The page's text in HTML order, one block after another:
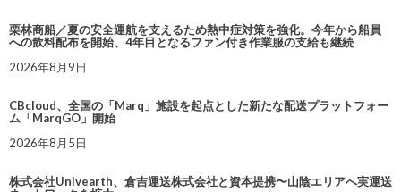
栗林商船／夏の安全運航を支えるため熱中症対策を強化。今年から船員
への飲料配布を開始、4年目となるファン付き作業服の支給も継続
2026年8月9日
CBcloud、全国の「Marq」施設を起点とした新たな配送プラットフォー
ム「MarqGO」開始
2026年8月5日
株式会社Univearth、倉吉運送株式会社と資本提携〜山陰エリアへ実運送